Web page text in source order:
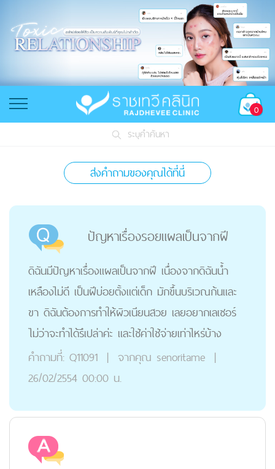
0
ระบุคำค้นหา
ส่งคำถามของคุณได้ที่นี่
ปัญหาเรื่องรอยแผลเป็นจากฝี
ดิฉันมีปัญหาเรื่องแผลเป็นจากฝี เนื่องจากดิฉันน้ำ
เหลืองไม่ดี เป็นฝีบ่อยตั้งแต่เด็ก มักขึ้นบริเวณก้นและ
ขา ดิฉันต้องการทำให้ผิวเนียนสวย เลยอยากเลเซอร์
ไม่ว่าจะทำได้รึเปล่าค่ะ และใช้ค่าใช้จ่ายเท่าไหร่บ้าง
คำถามที่: Q11091 | จากคุณ senoritame |
26/02/2554 00:00 น.